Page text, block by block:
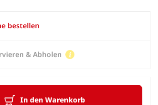
bestellen
In den Warenkorb
& Abholen